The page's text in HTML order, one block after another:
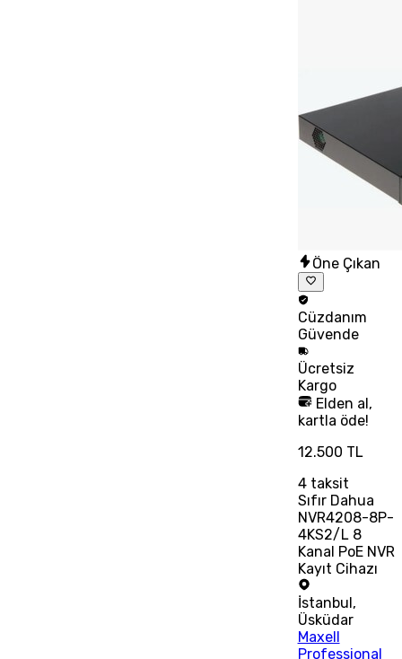
Öne Çıkan
Cüzdanım
Güvende
Ücretsiz
Kargo
Elden al,
kartla öde!
12.500 TL
4taksit
Sıfır Dahua
NVR4208-8P-
4KS2/L 8
Kanal PoE NVR
Kayıt Cihazı
İstanbul,
Üsküdar
Maxell
Professional